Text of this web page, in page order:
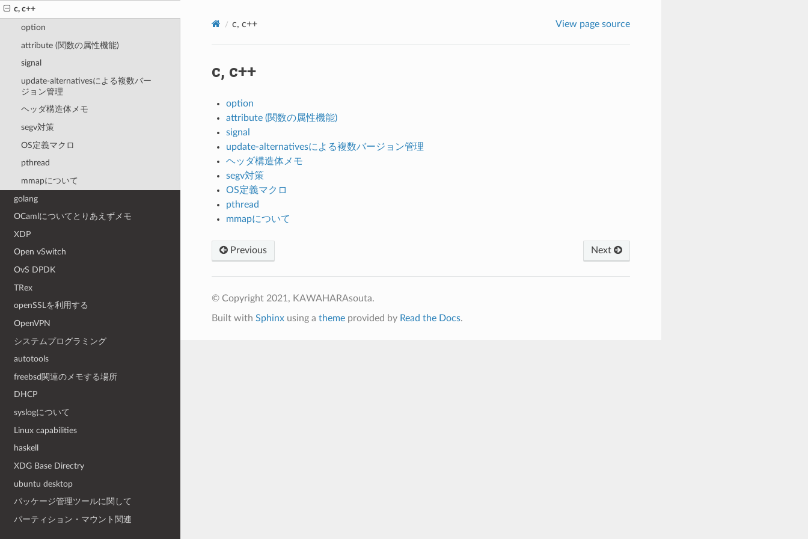
c, c++
option
attribute (関数の属性機能)
signal
update-alternativesによる複数バー
ジョン管理
ヘッダ構造体メモ
segv対策
OS定義マクロ
pthread
mmapについて
golang
OCamlについてとりあえずメモ
XDP
Open vSwitch
OvS DPDK
TRex
openSSLを利用する
OpenVPN
システムプログラミング
autotools
freebsd関連のメモする場所
DHCP
syslogについて
Linux capabilities
haskell
XDG Base Directry
ubuntu desktop
パッケージ管理ツールに関して
パーティション・マウント関連
c, c++ View page source
c, c++
option
attribute (関数の属性機能)
signal
update-alternativesによる複数バージョン管理
ヘッダ構造体メモ
segv対策
OS定義マクロ
pthread
mmapについて
Previous Next
© Copyright 2021, KAWAHARAsouta.
Built with Sphinxusing a themeprovided by Read the Docs.